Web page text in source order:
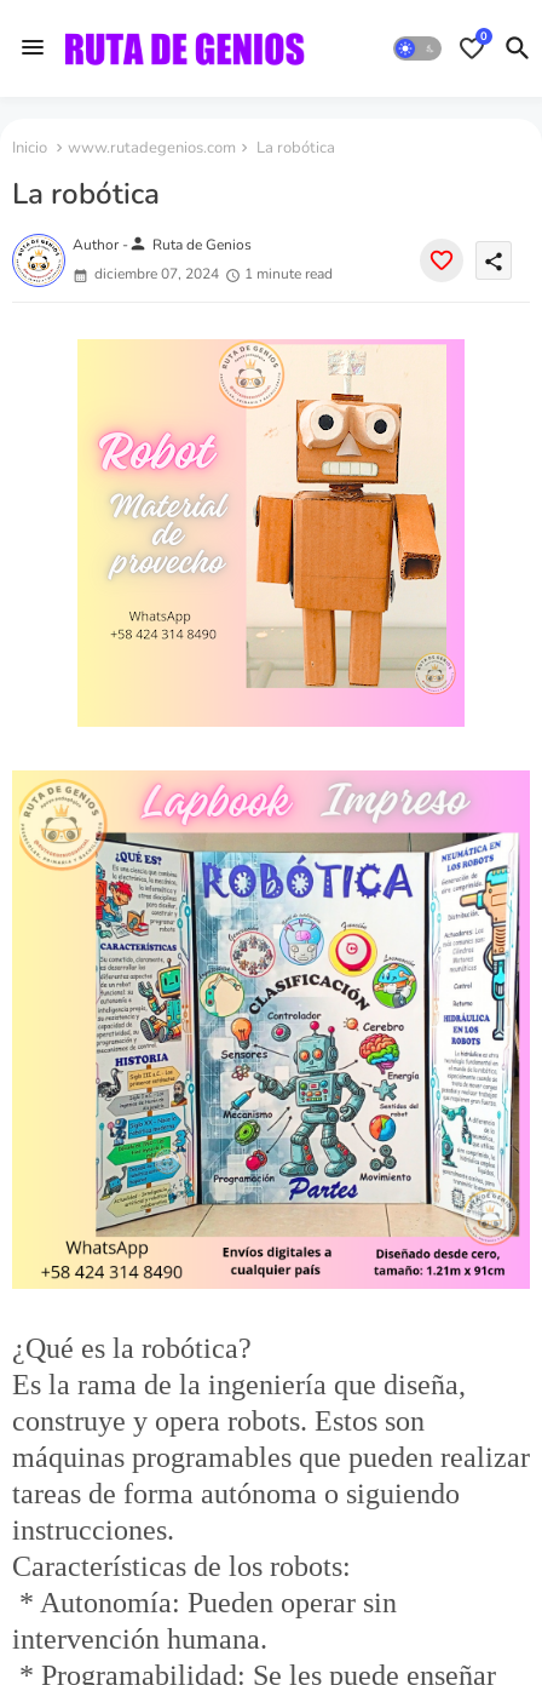
0
Inicio www.rutadegenios.com La robótica
La robótica
Author -person Ruta de Genios
diciembre 07, 2024
1 minute read
share
¿Qué es la robótica?
Es la rama de la ingeniería que diseña,
construye y opera robots. Estos son
máquinas programables que pueden realizar
tareas de forma autónoma o siguiendo
instrucciones.
Características de los robots:
* Autonomía: Pueden operar sin
intervención humana.
* Programabilidad: Se les puede enseñar